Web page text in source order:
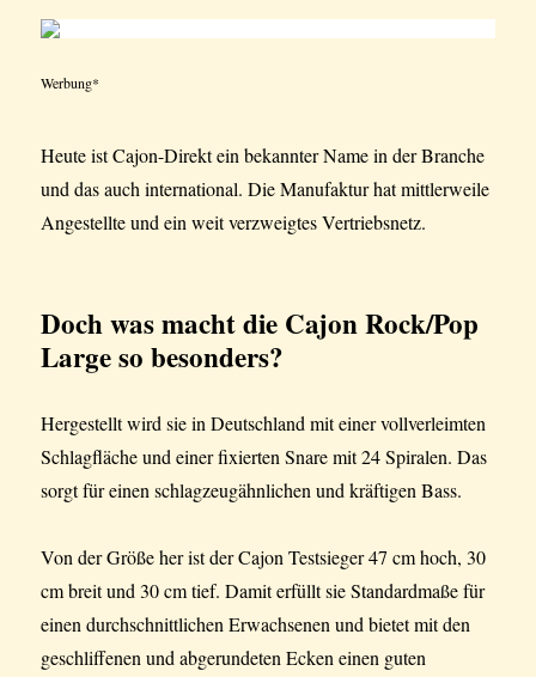
Werbung*
Heute ist Cajon-Direkt ein bekannter Name in der Branche
und das auch international. Die Manufaktur hat mittlerweile
Angestellte und ein weit verzweigtes Vertriebsnetz.
Doch was macht die Cajon Rock/Pop
Large so besonders?
Hergestellt wird sie in Deutschland mit einer vollverleimten
Schlagfläche und einer fixierten Snare mit 24 Spiralen. Das
sorgt für einen schlagzeugähnlichen und kräftigen Bass.
Von der Größe her ist der Cajon Testsieger 47 cm hoch, 30
cm breit und 30 cm tief. Damit erfüllt sie Standardmaße für
einen durchschnittlichen Erwachsenen und bietet mit den
geschliffenen und abgerundeten Ecken einen guten